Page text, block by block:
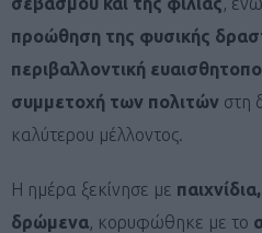
προώθηση της φυσικής
περιβαλλοντική
συμμετοχή των πολιτών στη
καλύτερου μέλλοντος.
Η ημέρα ξεκίνησε με
δρώμενα, κορυφώθηκε με το